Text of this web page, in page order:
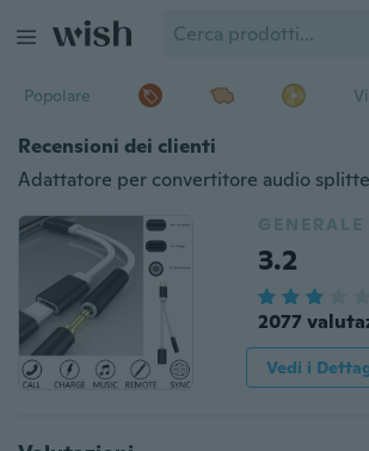
Popolare
Recensioni dei clienti
GENERALE
3.2
2077
Vedi i